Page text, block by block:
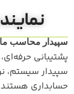
سپیدار محاسب
پشتیبانی
سپیدار سیستم،
حسابداری